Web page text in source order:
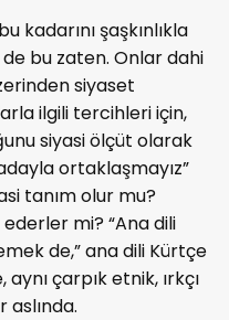
kadarını şaşkınlıkla
de bu zaten. Onlar dahi
siyaset
ilgili tercihleri için,
siyasi ölçüt olarak
ortaklaşmayız”
tanım olur mu?
mi? “Ana dili
de,” ana dili Kürtçe
çarpık etnik, ırkçı